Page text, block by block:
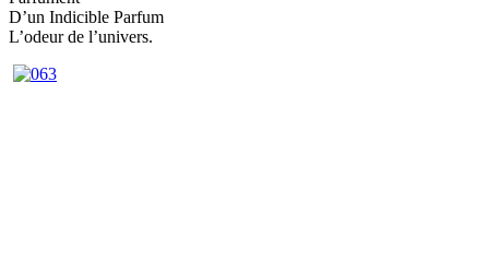
D’un Indicible Parfum
L’odeur de l’univers.